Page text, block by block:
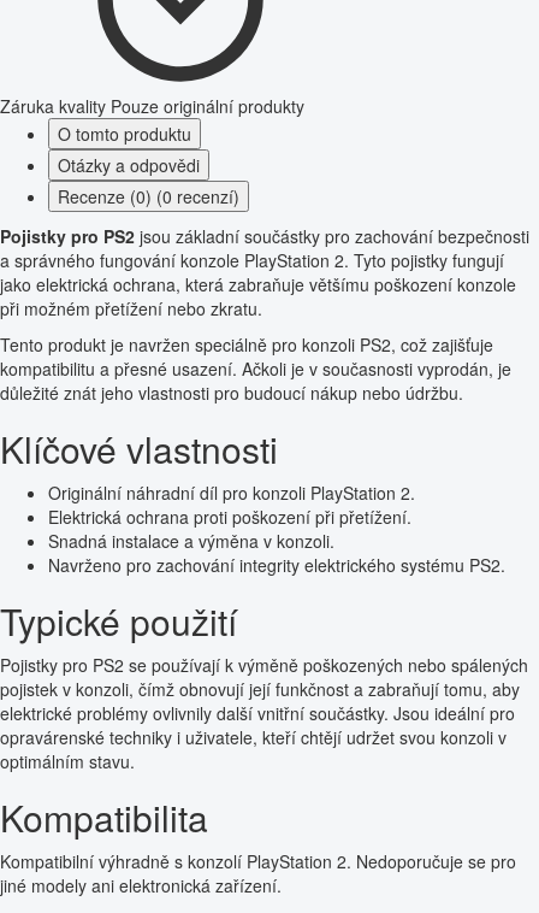
Záruka kvality Pouze originální produkty
O tomto produktu
Otázky a odpovědi
Recenze (0) (0 recenzí)
Pojistky pro PS2 jsou základní součástky pro zachování bezpečnosti
a správného fungování konzole PlayStation 2. Tyto pojistky fungují
jako elektrická ochrana, která zabraňuje většímu poškození konzole
při možném přetížení nebo zkratu.
Tento produkt je navržen speciálně pro konzoli PS2, což zajišťuje
kompatibilitu a přesné usazení. Ačkoli je v současnosti vyprodán, je
důležité znát jeho vlastnosti pro budoucí nákup nebo údržbu.
Klíčové vlastnosti
Originální náhradní díl pro konzoli PlayStation 2.
Elektrická ochrana proti poškození při přetížení.
Snadná instalace a výměna v konzoli.
Navrženo pro zachování integrity elektrického systému PS2.
Typické použití
Pojistky pro PS2 se používají k výměně poškozených nebo spálených
pojistek v konzoli, čímž obnovují její funkčnost a zabraňují tomu, aby
elektrické problémy ovlivnily další vnitřní součástky. Jsou ideální pro
opravárenské techniky i uživatele, kteří chtějí udržet svou konzoli v
optimálním stavu.
Kompatibilita
Kompatibilní výhradně s konzolí PlayStation 2. Nedoporučuje se pro
jiné modely ani elektronická zařízení.